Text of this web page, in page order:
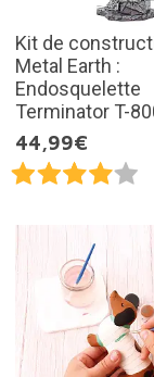
Kit de
Metal Earth :
Endosquelette
Terminator T-
44,99€